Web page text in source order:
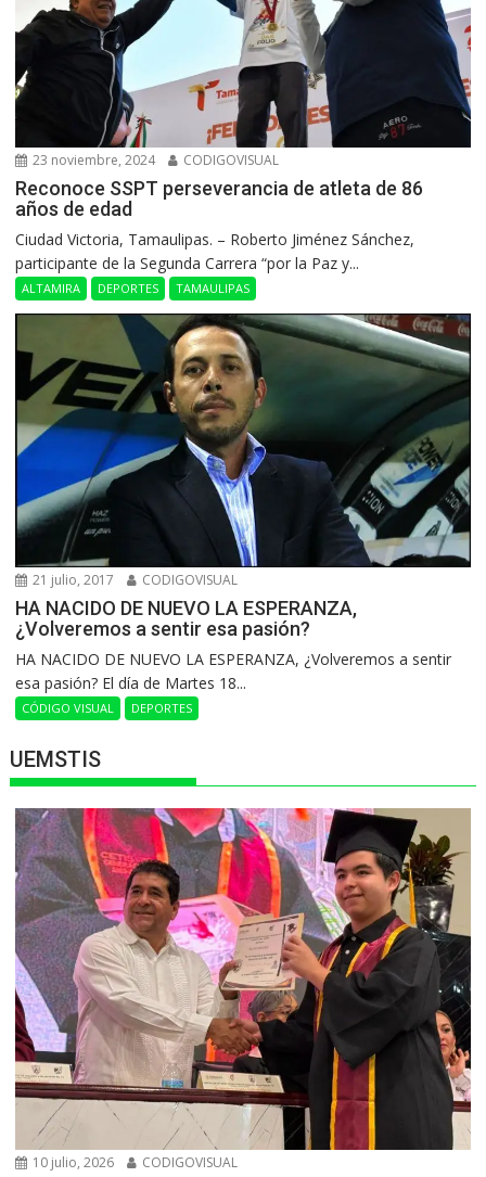
23 noviembre, 2024 CODIGOVISUAL
Reconoce SSPT perseverancia de atleta de 86
años de edad
Ciudad Victoria, Tamaulipas. – Roberto Jiménez Sánchez,
participante de la Segunda Carrera “por la Paz y...
ALTAMIRA DEPORTES TAMAULIPAS
21 julio, 2017 CODIGOVISUAL
HA NACIDO DE NUEVO LA ESPERANZA,
¿Volveremos a sentir esa pasión?
HA NACIDO DE NUEVO LA ESPERANZA, ¿Volveremos a sentir
esa pasión? El día de Martes 18...
CÓDIGO VISUAL DEPORTES
UEMSTIS
10 julio, 2026 CODIGOVISUAL